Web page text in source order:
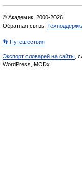
© Академик, 2000-2026
Обратная связь:
👣 Путешествия
Экспорт словарей на сайты ,
WordPress, MODx.